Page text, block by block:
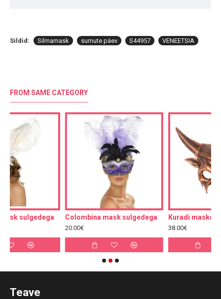
Sildid: Silmamask surnute päev S44957 VENEETSIA
FROM SAME CATEGORY
Colombina mask sulgedega Kuradi maskeraadimask
Teave